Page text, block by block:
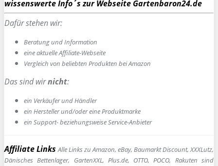
wissenswerte Info´s zur Webseite Gartenbaron24.de
Dafür stehen wir:
Beratung und Information
eine aktuelle Affiliate-Webseite
Vergleich von beliebten Produkten bei Amazon
Das sind wirnicht:
ein Verkäufer und Händler
ein Hersteller und/oder eine Produktmarke
ein Support- beziehungsweise Service-Anbieter
Affiliate Links Alle Links zu Amazon, eBay, Baumarkt Discount, XXXLutz,
Dänisches Bettenlager, GartenXXL, Plus.de, OTTO, POCO, Rakuten sind